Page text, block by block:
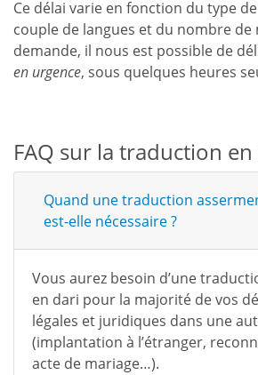
Ce délai varie en fonction du type
couple de langues et du nombre de
demande, il nous est possible de
en urgence, sous quelques heures
FAQ sur la traduction
Quand une traduction
est-elle nécessaire ?
Vous aurez besoin d’une
en dari pour la majorité de vos
légales et juridiques dans une
(implantation à l’étranger,
acte de mariage…).